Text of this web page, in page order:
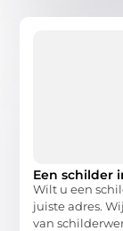
Een schilder
Wilt u een
juiste adres.
van